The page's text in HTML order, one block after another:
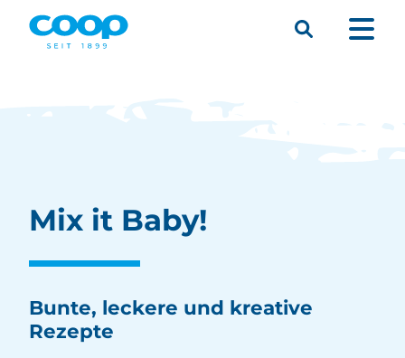
Menü
Suche
Mix it Baby!
Bunte, leckere und kreative
Rezepte